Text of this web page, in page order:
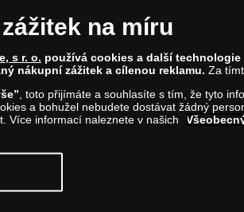
o.; Karolinská 661/4, 186 00 Praha 8; Tel.: 810 100 500
IČ: 28507622; DIČ: CZ28507622
soudem v Praze, oddíl C, vložka 146644
můžete
na míru
s r. o. používá cookies a další
nákupní zážitek a cílenou reklamu. Za
, toto přijímáte a souhlasíte s tím, že tyto
a bohužel nebudete dostávat žádný
Více informací naleznete v našich